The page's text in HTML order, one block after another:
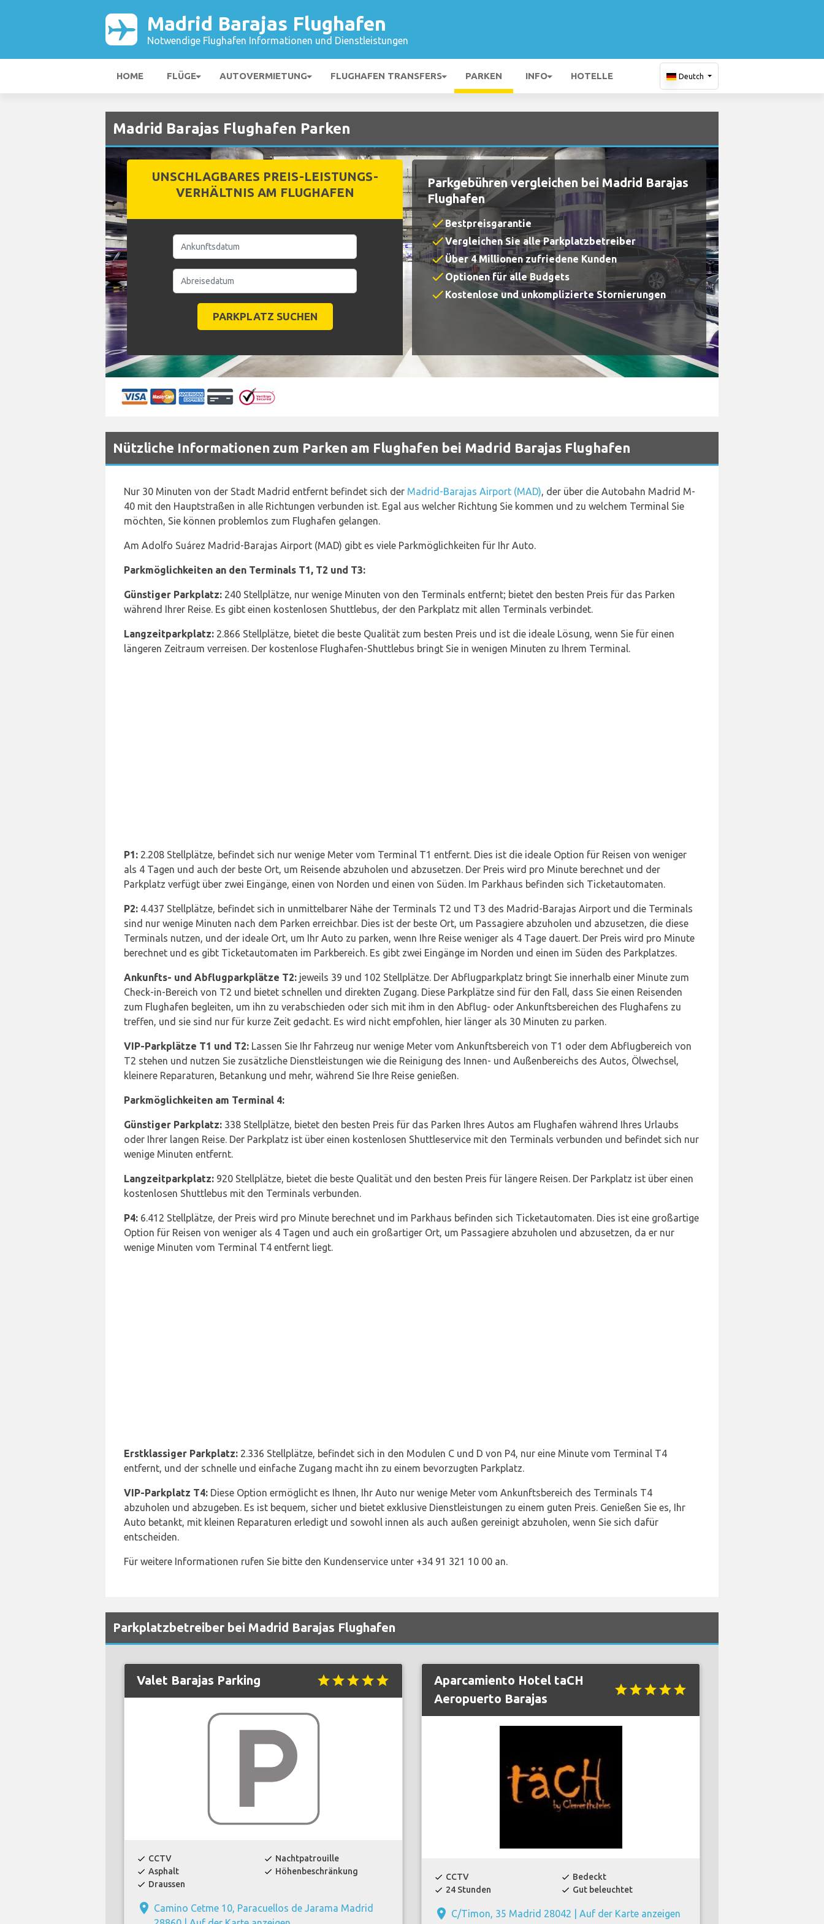
Madrid Barajas Flughafen
Notwendige Flughafen Informationen und Dienstleistungen
HOME FLÜGE AUTOVERMIETUNG FLUGHAFEN TRANSFERS PARKEN INFO HOTELLE Deutch
Madrid Barajas Flughafen Parken
UNSCHLAGBARES PREIS-LEISTUNGS-
VERHÄLTNIS AM FLUGHAFEN
Parkgebühren vergleichen bei Madrid Barajas
Flughafen
checkBestpreisgarantie
checkVergleichen Sie alle Parkplatzbetreiber
checkÜber 4 Millionen zufriedene Kunden
check Optionen für alle Budgets
check Kostenlose und unkomplizierte Stornierungen
Nützliche Informationen zum Parken am Flughafen bei Madrid Barajas Flughafen
Nur 30 Minuten von der Stadt Madrid entfernt befindet sich der Madrid-Barajas Airport (MAD), der über die Autobahn Madrid M-
40 mit den Hauptstraßen in alle Richtungen verbunden ist. Egal aus welcher Richtung Sie kommen und zu welchem Terminal Sie
möchten, Sie können problemlos zum Flughafen gelangen.
Am Adolfo Suárez Madrid-Barajas Airport (MAD) gibt es viele Parkmöglichkeiten für Ihr Auto.
Parkmöglichkeiten an den Terminals T1, T2 und T3:
Günstiger Parkplatz: 240 Stellplätze, nur wenige Minuten von den Terminals entfernt; bietet den besten Preis für das Parken
während Ihrer Reise. Es gibt einen kostenlosen Shuttlebus, der den Parkplatz mit allen Terminals verbindet.
Langzeitparkplatz: 2.866 Stellplätze, bietet die beste Qualität zum besten Preis und ist die ideale Lösung, wenn Sie für einen
längeren Zeitraum verreisen. Der kostenlose Flughafen-Shuttlebus bringt Sie in wenigen Minuten zu Ihrem Terminal.
P1: 2.208 Stellplätze, befindet sich nur wenige Meter vom Terminal T1 entfernt. Dies ist die ideale Option für Reisen von weniger
als 4 Tagen und auch der beste Ort, um Reisende abzuholen und abzusetzen. Der Preis wird pro Minute berechnet und der
Parkplatz verfügt über zwei Eingänge, einen von Norden und einen von Süden. Im Parkhaus befinden sich Ticketautomaten.
P2: 4.437 Stellplätze, befindet sich in unmittelbarer Nähe der Terminals T2 und T3 des Madrid-Barajas Airport und die Terminals
sind nur wenige Minuten nach dem Parken erreichbar. Dies ist der beste Ort, um Passagiere abzuholen und abzusetzen, die diese
Terminals nutzen, und der ideale Ort, um Ihr Auto zu parken, wenn Ihre Reise weniger als 4 Tage dauert. Der Preis wird pro Minute
berechnet und es gibt Ticketautomaten im Parkbereich. Es gibt zwei Eingänge im Norden und einen im Süden des Parkplatzes.
Ankunfts- und Abflugparkplätze T2: jeweils 39 und 102 Stellplätze. Der Abflugparkplatz bringt Sie innerhalb einer Minute zum
Check-in-Bereich von T2 und bietet schnellen und direkten Zugang. Diese Parkplätze sind für den Fall, dass Sie einen Reisenden
zum Flughafen begleiten, um ihn zu verabschieden oder sich mit ihm in den Abflug- oder Ankunftsbereichen des Flughafens zu
treffen, und sie sind nur für kurze Zeit gedacht. Es wird nicht empfohlen, hier länger als 30 Minuten zu parken.
VIP-Parkplätze T1 und T2: Lassen Sie Ihr Fahrzeug nur wenige Meter vom Ankunftsbereich von T1 oder dem Abflugbereich von
T2 stehen und nutzen Sie zusätzliche Dienstleistungen wie die Reinigung des Innen- und Außenbereichs des Autos, Ölwechsel,
kleinere Reparaturen, Betankung und mehr, während Sie Ihre Reise genießen.
Parkmöglichkeiten am Terminal 4:
Günstiger Parkplatz: 338 Stellplätze, bietet den besten Preis für das Parken Ihres Autos am Flughafen während Ihres Urlaubs
oder Ihrer langen Reise. Der Parkplatz ist über einen kostenlosen Shuttleservice mit den Terminals verbunden und befindet sich nur
wenige Minuten entfernt.
Langzeitparkplatz: 920 Stellplätze, bietet die beste Qualität und den besten Preis für längere Reisen. Der Parkplatz ist über einen
kostenlosen Shuttlebus mit den Terminals verbunden.
P4: 6.412 Stellplätze, der Preis wird pro Minute berechnet und im Parkhaus befinden sich Ticketautomaten. Dies ist eine großartige
Option für Reisen von weniger als 4 Tagen und auch ein großartiger Ort, um Passagiere abzuholen und abzusetzen, da er nur
wenige Minuten vom Terminal T4 entfernt liegt.
Erstklassiger Parkplatz: 2.336 Stellplätze, befindet sich in den Modulen C und D von P4, nur eine Minute vom Terminal T4
entfernt, und der schnelle und einfache Zugang macht ihn zu einem bevorzugten Parkplatz.
VIP-Parkplatz T4: Diese Option ermöglicht es Ihnen, Ihr Auto nur wenige Meter vom Ankunftsbereich des Terminals T4
abzuholen und abzugeben. Es ist bequem, sicher und bietet exklusive Dienstleistungen zu einem guten Preis. Genießen Sie es, Ihr
Auto betankt, mit kleinen Reparaturen erledigt und sowohl innen als auch außen gereinigt abzuholen, wenn Sie sich dafür
entscheiden.
Für weitere Informationen rufen Sie bitte den Kundenservice unter +34 91 321 10 00 an.
Parkplatzbetreiber bei Madrid Barajas Flughafen
Valet Barajas Parking starstarstarstarstar
check CCTV check Nachtpatrouille
check Asphalt check Höhenbeschränkung
check Draussen
place Camino Cetme 10, Paracuellos de Jarama Madrid
Aparcamiento Hotel taCH
Aeropuerto Barajas
starstarstarstarstar
check CCTV check Bedeckt
check 24 Stunden check Gut beleuchtet
place C/Timon, 35 Madrid 28042 | Auf der Karte anzeigen